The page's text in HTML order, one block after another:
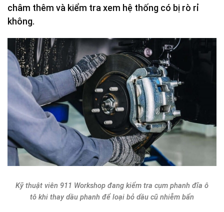
châm thêm và kiểm tra xem hệ thống có bị rò rỉ
không.
Kỹ thuật viên 911 Workshop đang kiểm tra cụm phanh đĩa ô
tô khi thay dầu phanh để loại bỏ dầu cũ nhiễm bẩn